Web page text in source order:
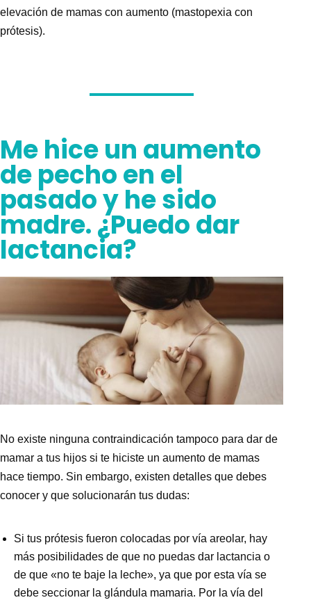
elevación de mamas con aumento (mastopexia con
prótesis).
Me hice un aumento
de pecho en el
pasado y he sido
madre. ¿Puedo dar
lactancia?
No existe ninguna contraindicación tampoco para dar de
mamar a tus hijos si te hiciste un aumento de mamas
hace tiempo. Sin embargo, existen detalles que debes
conocer y que solucionarán tus dudas:
Si tus prótesis fueron colocadas por vía areolar, hay
más posibilidades de que no puedas dar lactancia o
de que «no te baje la leche», ya que por esta vía se
debe seccionar la glándula mamaria. Por la vía del